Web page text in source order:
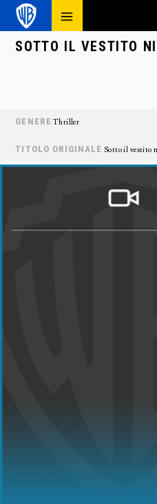
SOTTO IL VESTITO
GENERE Thriller
TITOLO ORIGINALE Sotto il vestito